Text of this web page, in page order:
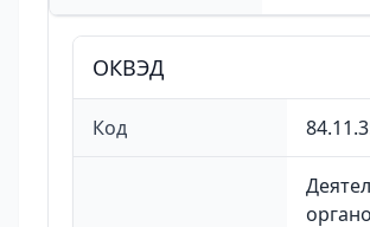
ОКВЭД
Код